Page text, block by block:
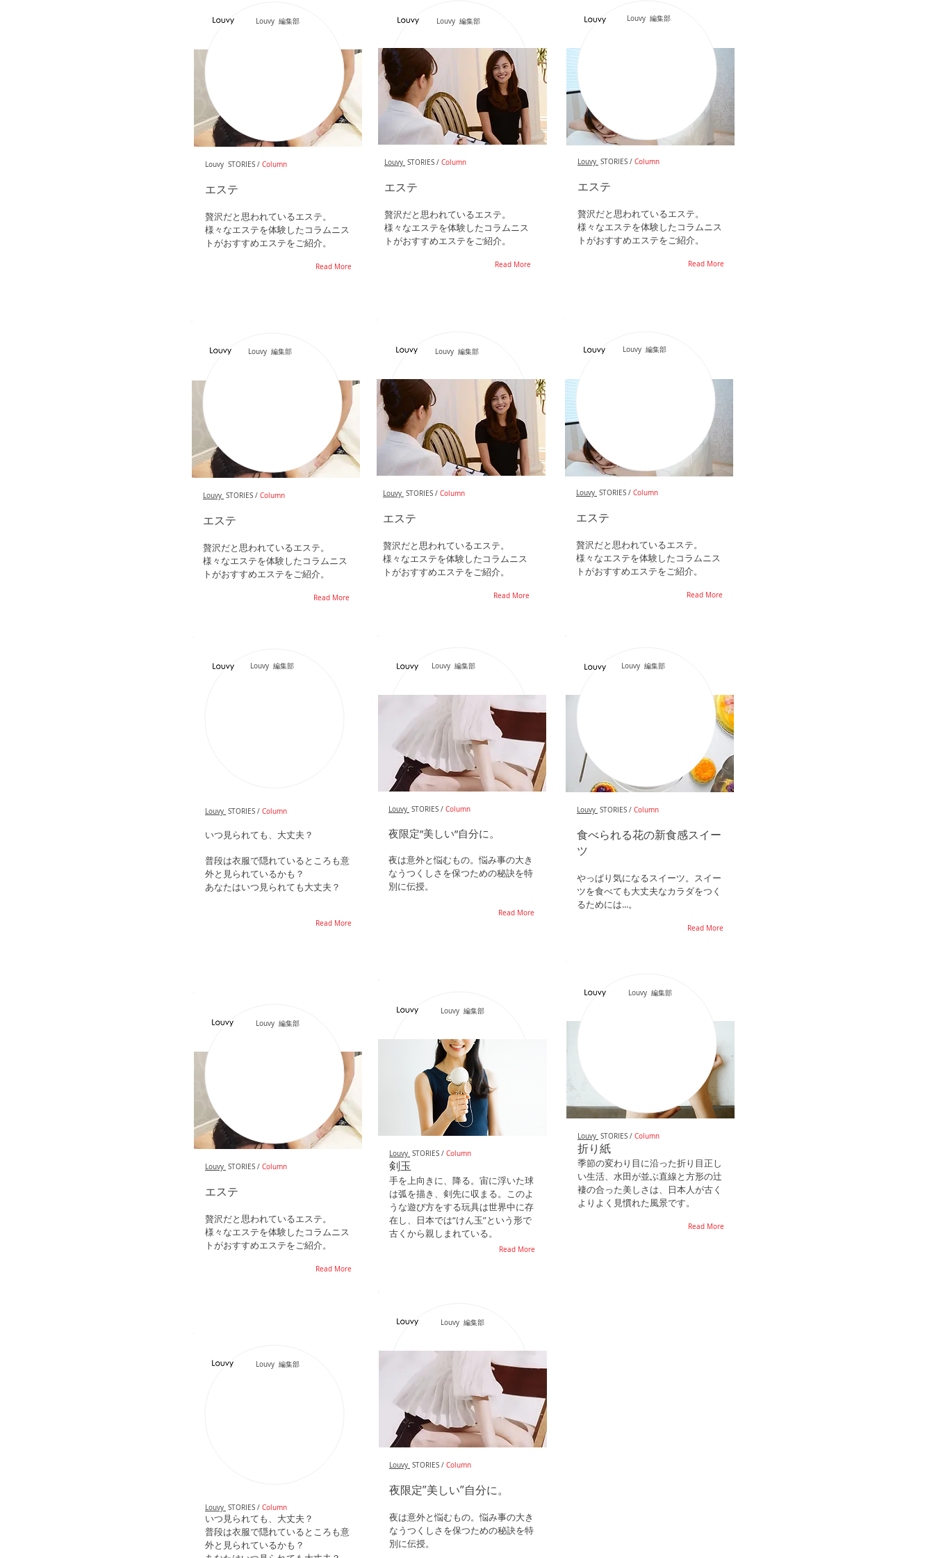
Louvy STORIES / Column
エステ
贅沢だと思われているエステ。
様々なエステを体験したコラムニス
トがおすすめエステをご紹介。
Read More
Louvy 編集部
Louvy STORIES / Column
エステ
贅沢だと思われているエステ。
様々なエステを体験したコラムニス
トがおすすめエステをご紹介。
Read More
Louvy 編集部
Louvy STORIES / Column
エステ
贅沢だと思われているエステ。
様々なエステを体験したコラムニス
トがおすすめエステをご紹介。
Read More
Louvy 編集部
Louvy STORIES / Column
食べられる花の新食感スイー
ツ
やっぱり気になるスイーツ。スイー
ツを食べても大丈夫なカラダをつく
るためには...。
Read More
Louvy 編集部
Louvy STORIES / Column
夜限定”美しい”自分に。
夜は意外と悩むもの。悩み事の大き
なうつくしさを保つための秘訣を特
別に伝授。
Read More
Louvy 編集部
Louvy STORIES / Column
いつ見られても、大丈夫？
普段は衣服で隠れているところも意
外と見られているかも？
あなたはいつ見られても大丈夫？
Read More
Louvy 編集部
Louvy STORIES / Column
エステ
贅沢だと思われているエステ。
様々なエステを体験したコラムニス
トがおすすめエステをご紹介。
Read More
Louvy 編集部
Louvy 編集部
Louvy STORIES / Column
剣玉
手を上向きに、降る。宙に浮いた球
は弧を描き、剣先に収まる。 このよ
うな遊び方をする玩具は世界中に存
在し、日本では“けん玉”という形で
古くから親しまれている。
Read More
Louvy STORIES / Column
折り紙
季節の変わり目に沿った折り目正し
い生活、水田が並ぶ直線と方形の辻
褄の合った美しさは、日本人が古く
よりよく見慣れた風景です。
Read More
Louvy 編集部
Louvy STORIES / Column
いつ見られても、大丈夫？
普段は衣服で隠れているところも意
外と見られているかも？
Louvy 編集部
Louvy 編集部
Louvy STORIES / Column
夜限定”美しい”自分に。
夜は意外と悩むもの。悩み事の大き
なうつくしさを保つための秘訣を特
別に伝授。
Louvy STORIES / Column
エステ
贅沢だと思われているエステ。
様々なエステを体験したコラムニス
トがおすすめエステをご紹介。
Read More
Louvy 編集部
Louvy STORIES / Column
エステ
贅沢だと思われているエステ。
様々なエステを体験したコラムニス
トがおすすめエステをご紹介。
Read More
Louvy 編集部
Louvy STORIES / Column
エステ
贅沢だと思われているエステ。
様々なエステを体験したコラムニス
トがおすすめエステをご紹介。
Read More
Louvy 編集部